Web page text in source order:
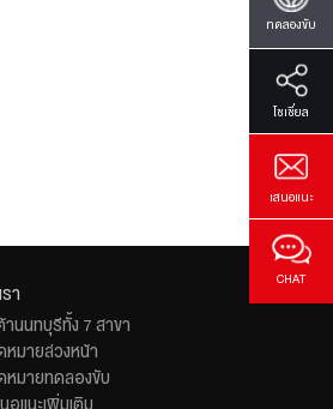
ทดลองขับ
โซเซี่ยล
เสนอแนะ
CHAT
า
านนทบุรีทั้ง 7 สาขา
มายล่วงหน้า
มายทดลองขับ